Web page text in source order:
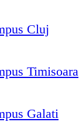
Cluj
Timisoara
Galati